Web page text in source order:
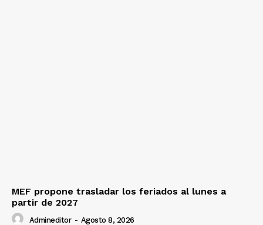
MEF propone trasladar los feriados al lunes a
partir de 2027
Admineditor - Agosto 8, 2026